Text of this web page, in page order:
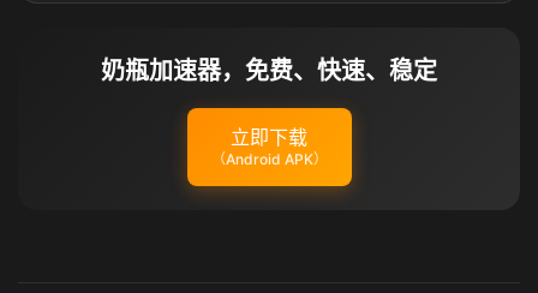
奶瓶加速器，免费、快速、稳定
立即下载
（Android APK）